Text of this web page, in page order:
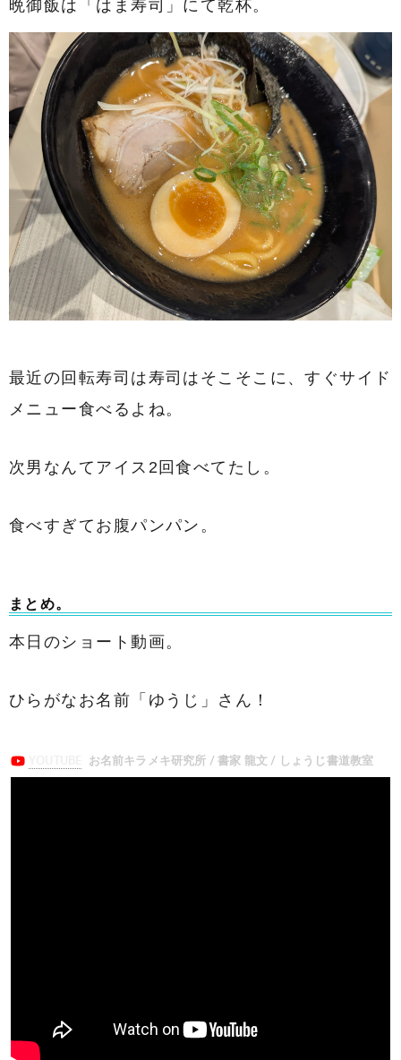
晩御飯は「はま寿司」にて乾杯。
最近の回転寿司は寿司はそこそこに、すぐサイド
メニュー食べるよね。
次男なんてアイス2回食べてたし。
食べすぎてお腹パンパン。
まとめ。
本日のショート動画。
ひらがなお名前「ゆうじ」さん！